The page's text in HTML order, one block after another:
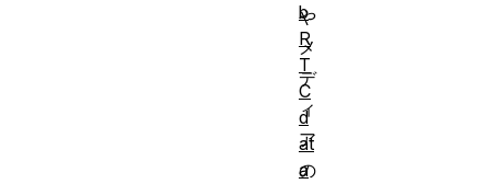
や
メ
デ
ィ
ア
の
b
R
T
C
d
at
a